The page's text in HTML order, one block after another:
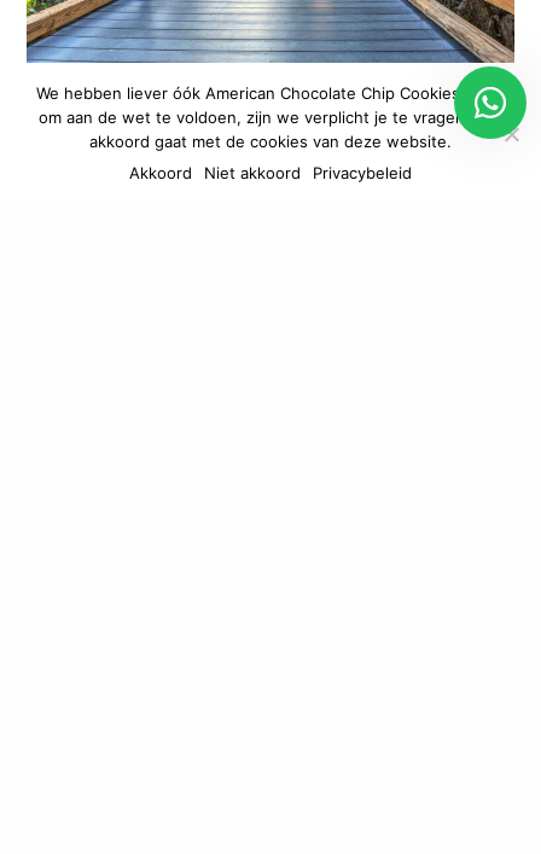
Clam Pass Beach Park in Naples
We hebben liever óók American Chocolate Chip Cookies, maar
om aan de wet te voldoen, zijn we verplicht je te vragen of je
akkoord gaat met de cookies van deze website.
Akkoord
Niet akkoord Privacybeleid